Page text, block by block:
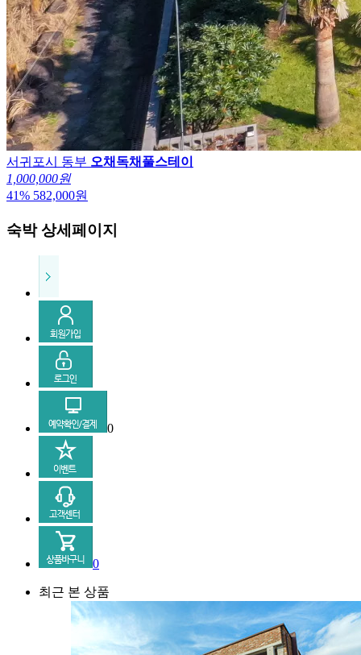
서귀포시 동부 오채독채풀스테이
1,000,000원
41% 582,000원
숙박 상세페이지
0
0
최근 본 상품